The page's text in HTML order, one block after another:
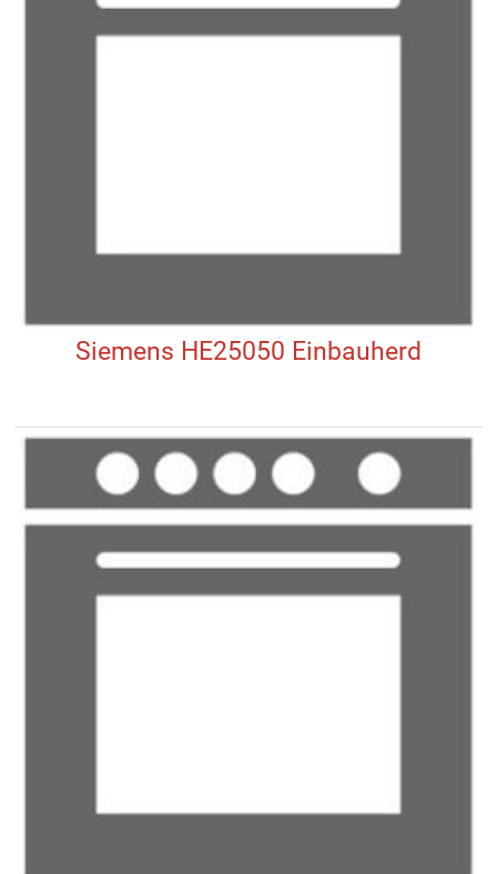
Siemens HE25050 Einbauherd